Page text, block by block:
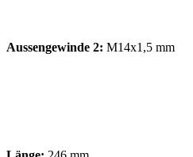
Aussengewinde 2: M14x1,5 mm